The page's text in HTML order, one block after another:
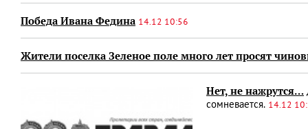
Победа Ивана Федина 14.12 10:56
Жители поселка Зеленое поле много лет просят
Нет, не нажрутся…
сомневается. 14.12